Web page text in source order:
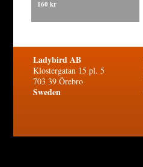
160 kr
Ladybird AB
Klostergatan 15 pl. 5
703 39 Örebro
Sweden